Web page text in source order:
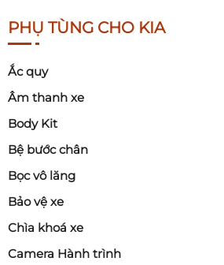
PHỤ TÙNG CHO KIA
Ắc quy
Âm thanh xe
Body Kit
Bệ bước chân
Bọc vô lăng
Bảo vệ xe
Chìa khoá xe
Camera Hành trình